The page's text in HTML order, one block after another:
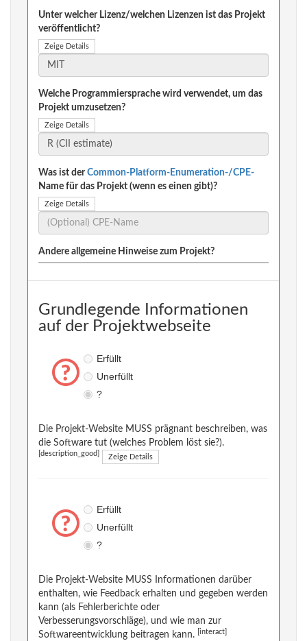
Unter welcher Lizenz/welchen Lizenzen ist das Projekt
veröffentlicht?
Zeige Details
Welche Programmiersprache wird verwendet, um das
Projekt umzusetzen?
Zeige Details
Was ist derCommon-Platform-Enumeration-/CPE-
Name für das Projekt (wenn es einen gibt)?
Zeige Details
Andere allgemeine Hinweise zum Projekt?
Grundlegende Informationen
auf der Projektwebseite
Erfüllt
Unerfüllt
?
Die Projekt-Website MUSS prägnant beschreiben, was
die Software tut (welches Problem löst sie?).
[description_good] Zeige Details
Erfüllt
Unerfüllt
?
Die Projekt-Website MUSS Informationen darüber
enthalten, wie Feedback erhalten und gegeben werden
kann (als Fehlerberichte oder
Verbesserungsvorschläge), und wie man zur
Softwareentwicklung beitragen kann.
[interact]